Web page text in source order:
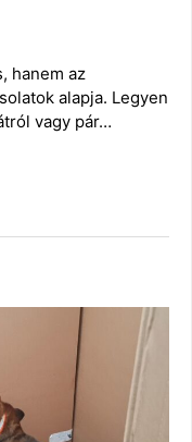
hanem az
alapja. Legyen
vagy pár…